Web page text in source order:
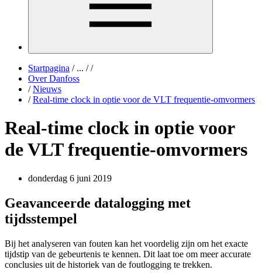
Startpagina /... / /
Over Danfoss
/ Nieuws
/ Real-time clock in optie voor de VLT frequentie-omvormers
Real-time clock in optie voor
de VLT frequentie-omvormers
donderdag 6 juni 2019
Geavanceerde datalogging met
tijdsstempel
Bij het analyseren van fouten kan het voordelig zijn om het exacte
tijdstip van de gebeurtenis te kennen. Dit laat toe om meer accurate
conclusies uit de historiek van de foutlogging te trekken.